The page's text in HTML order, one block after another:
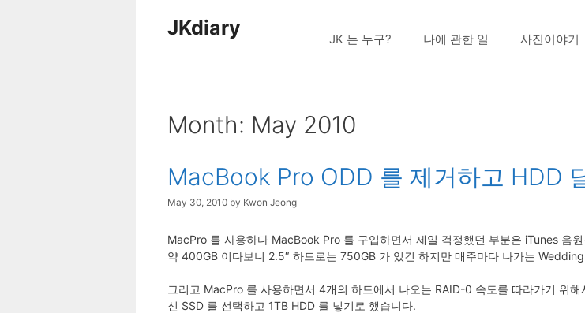
JKdiary JK 는 누구? 나에 관한 일 사진이야기
Month: May 2010
MacBook Pro ODD 를 제거하고 HDD
May 30, 2010 by Kwon Jeong
MacPro 를 사용하다 MacBook Pro 를 구입하면서 제일 걱정했던 부분은 iTunes 음
약 400GB 이다보니 2.5″ 하드로는 750GB 가 있긴 하지만 매주마다 나가는
그리고 MacPro 를 사용하면서 4개의 하드에서 나오는 RAID-0 속도를 따라가기 위
신 SSD 를 선택하고 1TB HDD 를 넣기로 했습니다.